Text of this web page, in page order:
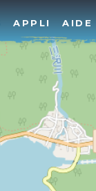
APPLI AIDE